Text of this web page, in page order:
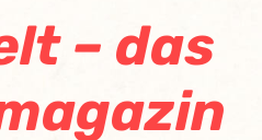
– das